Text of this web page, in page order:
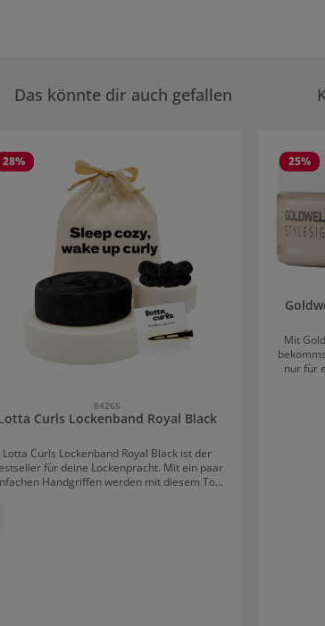
Das könnte dir auch gefallen
28%
84265
Curls Lockenband Royal Black
Lotta Curls Lockenband Royal Black ist der
für deine Lockenpracht. Mit ein paar
Handgriffen werden mit diesem Tool
25%
Mit
nur für